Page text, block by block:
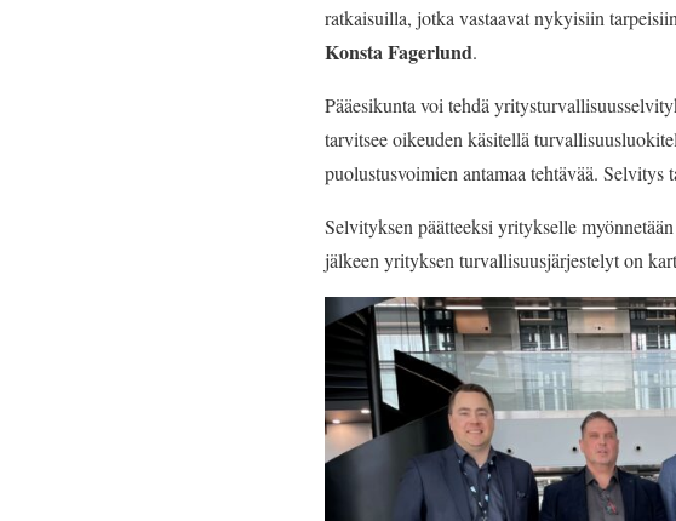
ratkaisuilla, jotka vastaavat nykyisiin
Konsta Fagerlund.
Pääesikunta voi tehdä
tarvitsee oikeuden käsitellä
puolustusvoimien antamaa tehtävää.
Selvityksen päätteeksi yritykselle
jälkeen yrityksen turvallisuusjärjestelyt on